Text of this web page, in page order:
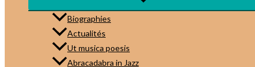
Biographies
Actualités
Ut musica poesis
Abracadabra in Jazz